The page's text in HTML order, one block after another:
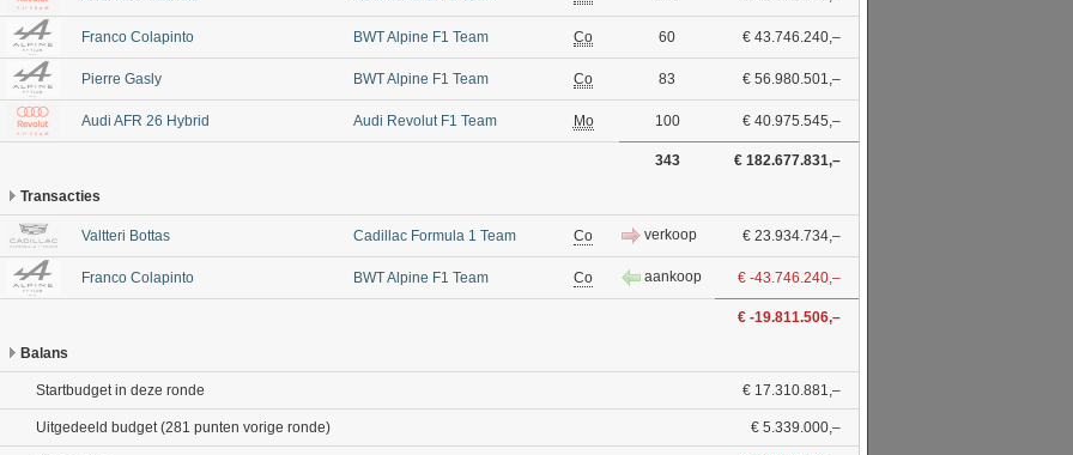
Franco Colapinto BWT Alpine F1 Team Co 60 € 43.746.240,–
Pierre Gasly BWT Alpine F1 Team Co 83 € 56.980.501,–
Audi AFR 26 Hybrid Audi Revolut F1 Team Mo 100 € 40.975.545,–
343 € 182.677.831,–
Transacties
Valtteri Bottas Cadillac Formula 1 Team Co verkoop € 23.934.734,–
Franco Colapinto BWT Alpine F1 Team Co aankoop € -43.746.240,–
€ -19.811.506,–
Balans
Startbudget in deze ronde € 17.310.881,–
Uitgedeeld budget (281 punten vorige ronde) € 5.339.000,–